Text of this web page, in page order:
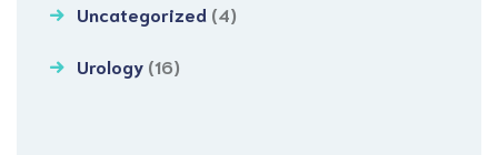
Uncategorized (4)
Urology (16)